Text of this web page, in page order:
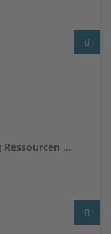
Hochschulpraktikum in der Abteilung Ressourcen & Entwicklung (50-100%)